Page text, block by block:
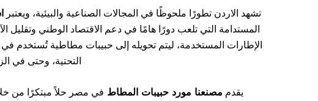
تشهد الاردن تطورًا ملحوظًا في المجالات الصناعية والبيئية، ويعتبر
المستدامة التي تلعب دورًا هامًا في دعم الاقتصاد الوطني وتقليل
الإطارات المستخدمة، ليتم تحويله إلى حبيبات مطاطية تُستخدم في
التحتية، وحتى في
يقدم مصنعنا مورد حبيبات المطاط في مصر حلاً مبتكرًا من